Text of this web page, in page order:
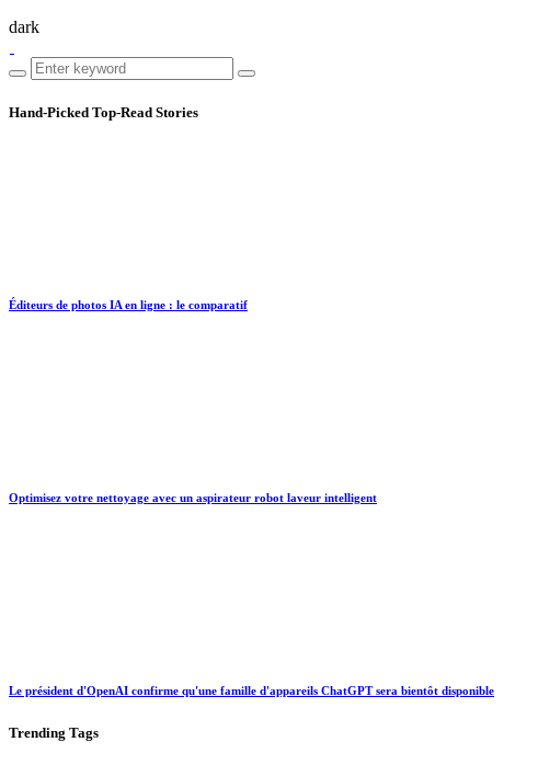
dark
Hand-Picked Top-Read Stories
Éditeurs de photos IA en ligne : le comparatif
Optimisez votre nettoyage avec un aspirateur robot laveur intelligent
Le président d'OpenAI confirme qu'une famille d'appareils ChatGPT sera bientôt disponible
Trending Tags